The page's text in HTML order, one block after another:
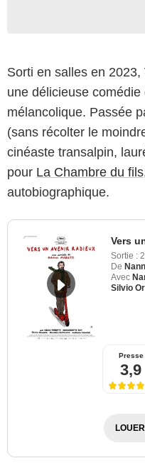
Sorti en salles en
une délicieuse
mélancolique. Passée
(sans récolter le
cinéaste transalpin,
pour La Chambre du fils
autobiographique.
Vers
Sortie :
De
Avec
Silvio
Presse
3,9